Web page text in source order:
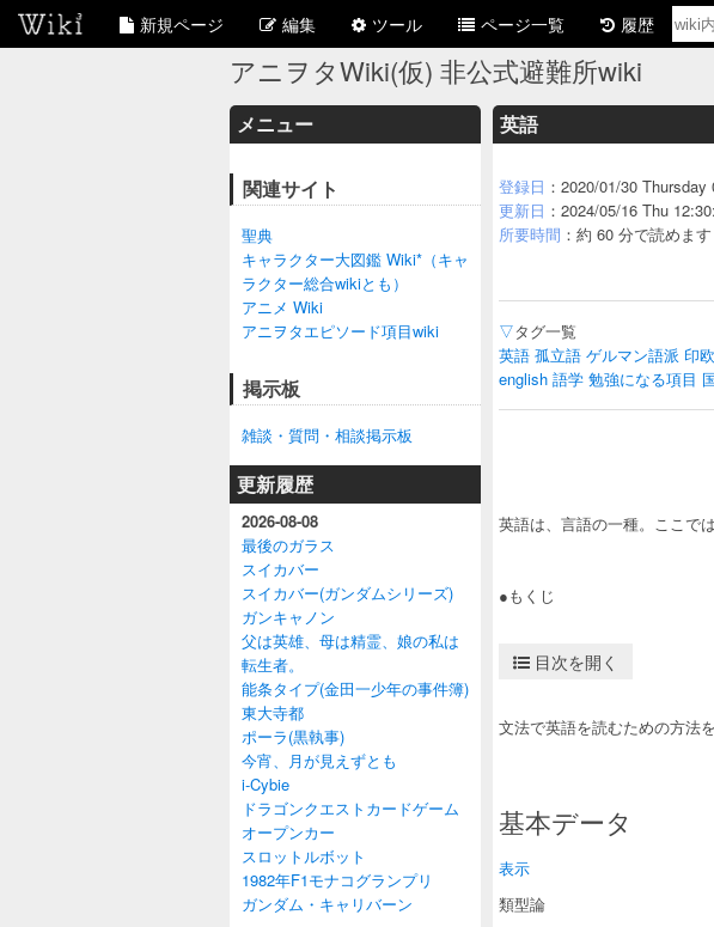
新規ページ 編集 ツール ページ一覧 履歴
アニヲタWiki(仮) 非公式避難所wiki
メニュー
関連サイト
聖典
キャラクター大図鑑 Wiki*（キャ
ラクター総合wikiとも）
アニメ Wiki
アニヲタエピソード項目wiki
掲示板
雑談・質問・相談掲示板
更新履歴
2026-08-08
最後のガラス
スイカバー
スイカバー(ガンダムシリーズ)
ガンキャノン
父は英雄、母は精霊、娘の私は
転生者。
能条タイプ(金田一少年の事件簿)
東大寺都
ポーラ(黒執事)
今宵、月が見えずとも
i‑Cybie
ドラゴンクエストカードゲーム
オープンカー
スロットルボット
1982年F1モナコグランプリ
ガンダム・キャリバーン
英語
登録日 ：2020/01/30 Thursday
更新日 ：2024/05/16 Thu
所要時間 ：約 60 分で読めます
▽タグ一覧
英語 孤立語 ゲルマン語派 印
english 語学 勉強になる項目
英語は、言語の一種。ここで
●もくじ
目次を開く
文法で英語を読むための方法
基本データ
表示
類型論